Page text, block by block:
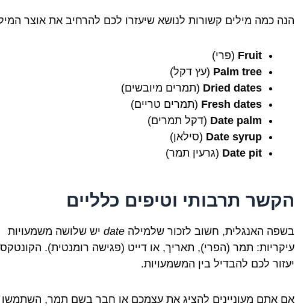
הנה כמה מילים קשורות לנושא שיעזרו לכם להרחיב את אוצר
Fruit (פרי)
Palm tree (עץ דקל)
Dried dates (תמרים מיובשים)
Fresh dates (תמרים טריים)
Date palm (דקל תמרים)
Date syrup (סילאן)
Date pit (גרעין תמר)
הקשר תרבותי וטיפים כלליים
בשפה האנגלית, חשוב לזכור שלמילהdate יש שלושה משמעויות
עיקריות: תמר (הפרי), תאריך, או דייט (פגישה רומנטית).
יעזור לכם להבדיל בין המשמעויות.
אם אתם מעוניינים להציג את עצמכם או חבר בשם תמר, השתמשו